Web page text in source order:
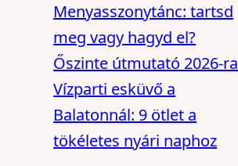
Menyasszonytánc: tartsd
meg vagy hagyd el?
Őszinte útmutató 2026-ra
Vízparti esküvő a
Balatonnál: 9 ötlet a
tökéletes nyári naphoz